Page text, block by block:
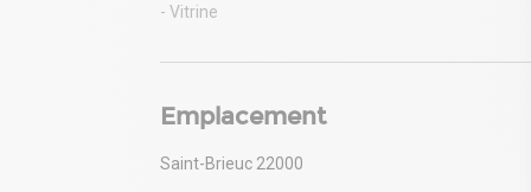
- Vitrine
Emplacement
Saint-Brieuc 22000